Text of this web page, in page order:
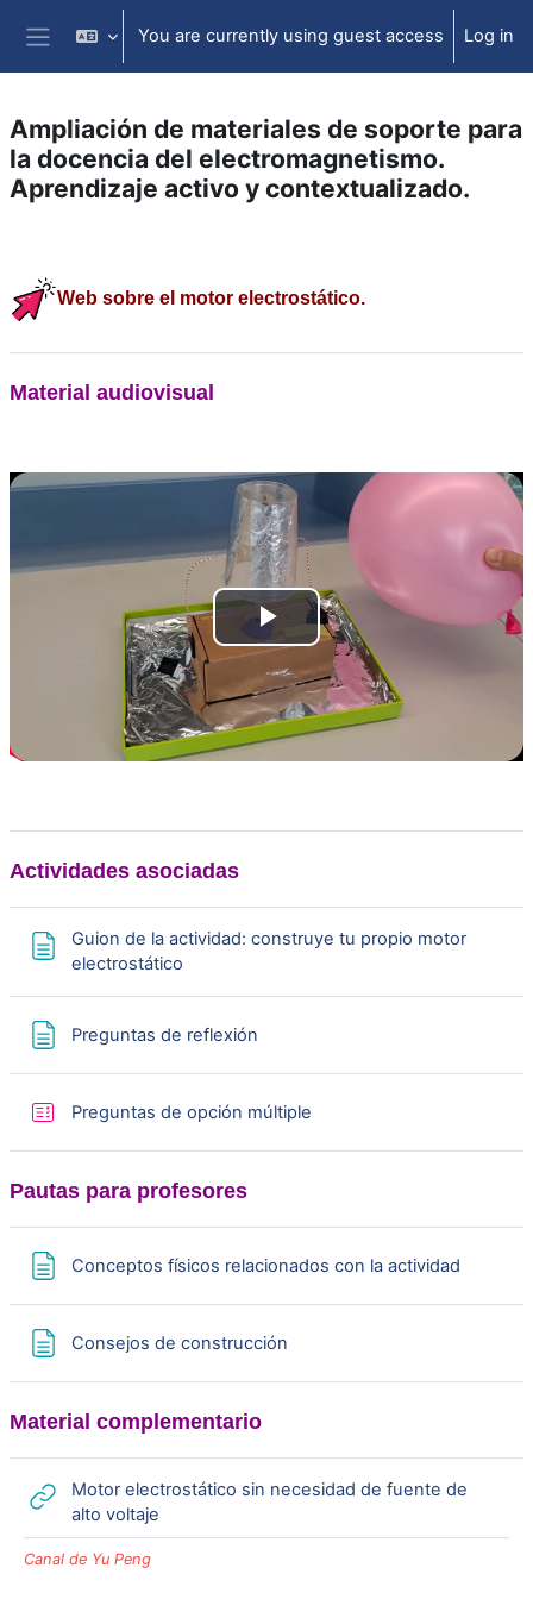
Skip to main content
Side panel
You are currently using guest access Log in
Ampliación de materiales de soporte para
la docencia del electromagnetismo.
Aprendizaje activo y contextualizado.
Web sobre el motor electrostático.
Material audiovisual
P
l
a
i
o
Actividades asociadas
Guion de la actividad: construye tu propio motor
electrostático
Preguntas de reflexión
Preguntas de opción múltiple
Pautas para profesores
Conceptos físicos relacionados con la actividad
Consejos de construcción
Material complementario
Motor electrostático sin necesidad de fuente de
alto voltaje
Canal de Yu Peng